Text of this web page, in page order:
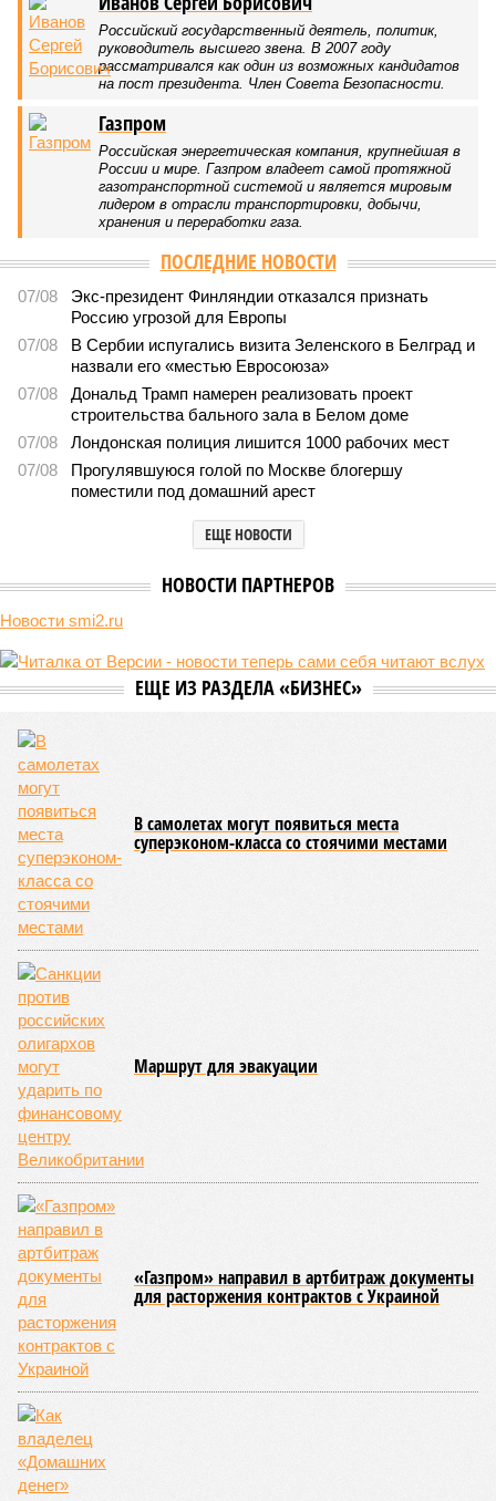
Земля уже не раз показывала человечеству свой крутой
нрав – когда покажет снова?
Последние времена
Земля уже не раз показывала человечеству свой крутой нрав – когда
покажет снова? (фото: АР-ТАСС)
Природа постоянно вступает в противоречие с нами. Ведь пока
она стремится всё на планете держать в балансе, человечество
не особенно церемонится с окружающей средой. Самые
массовые катастрофы в прошлом – какими они были? Какие
ждут нас со дня на день и чем грозят?
Стивена Кинга
, в котором описывались
последствия очередного апокалипсиса, искусственно
вызванного группой биологов, называется «Конец всей
этой мерзости». В реальной жизни участия пытливых
исследователей в организации конца света может не
понадобиться: природа сама разберётся, как и где
(фото: en.wikipedia.org)
Да, наша любимая маленькая планета может быть
единственной, где в пределах Солнечной системы есть
эту жизнь уничтожить. Так уж вышло, что внутренние
процессы на планете включают в себя всевозможные
геологические, метеорологические и физические явления,
которые для человека довольно опасны. Или попросту
смертельны. И вот несколько тому примеров.
Все стихии сразу
Около 100 лет назад в Поднебесной приключилось то, что
у нас назвали бы тридцатью тремя несчастьями. Страну
последовательно поразили: многолетняя засуха, страшный
паводок, невероятные ливни. Несколько миллионов
человек не пережили этот разгул стихий. Вот что тогда
приключилось.
Зима 1931 года выдалась в Китае чрезвычайно
продолжительной и суровой. Снега образовалось огромное
количество – казалось бы, хороший знак после периода
великой суши, продолжавшегося с 1928-го. Но всё
обратилось катастрофой. Снег растаял, устремился в реки,
начался небывалый паводок, быстро обернувшийся
страшным наводнением, которое обильные весенние ливни
только усугубили. К июню всё это преобразовалось в
массовый потоп, в июле же Китай в дополнение накрыло
сразу девятью циклонами. Последствия оказались
невообразимыми: наводнение погребло под собой
территорию в 180 тыс. квадратных километров, что равно
по площади Карелии, шести Курским или Калужским
областям, десятку Чуваший.
месте в списке самых смертоносных стихийных бедствий,
когда-либо происходивших на планете. Число